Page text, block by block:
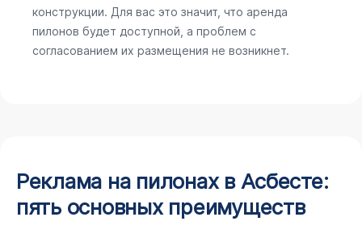
конструкции. Для вас это значит, что аренда
пилонов будет доступной, а проблем с
согласованием их размещения не возникнет.
Реклама на пилонах в Асбесте:
пять основных преимуществ